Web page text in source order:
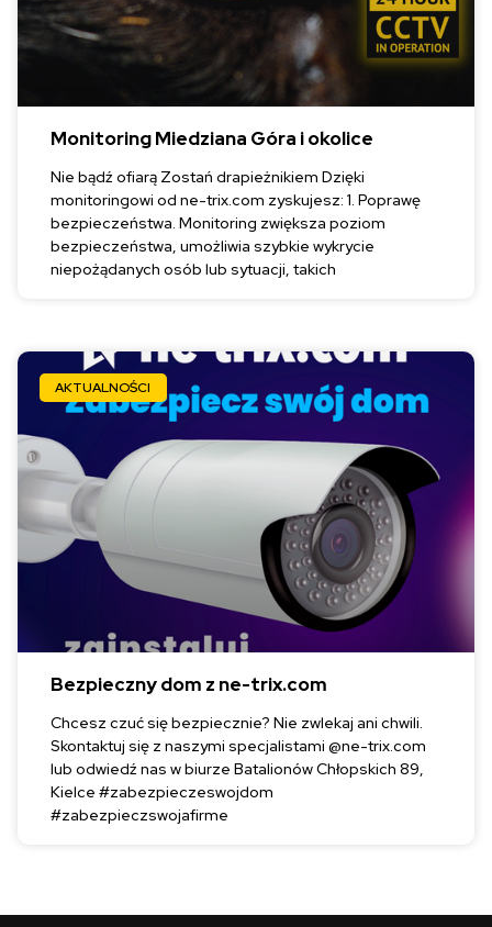
Monitoring Miedziana Góra i okolice
Nie bądź ofiarą Zostań drapieżnikiem Dzięki
monitoringowi od ne-trix.com zyskujesz: 1. Poprawę
bezpieczeństwa. Monitoring zwiększa poziom
bezpieczeństwa, umożliwia szybkie wykrycie
niepożądanych osób lub sytuacji, takich
AKTUALNOŚCI
Bezpieczny dom z ne-trix.com
Chcesz czuć się bezpiecznie? Nie zwlekaj ani chwili.
Skontaktuj się z naszymi specjalistami @ne-trix.com
lub odwiedź nas w biurze Batalionów Chłopskich 89,
Kielce #zabezpieczeswojdom
#zabezpieczswojafirme